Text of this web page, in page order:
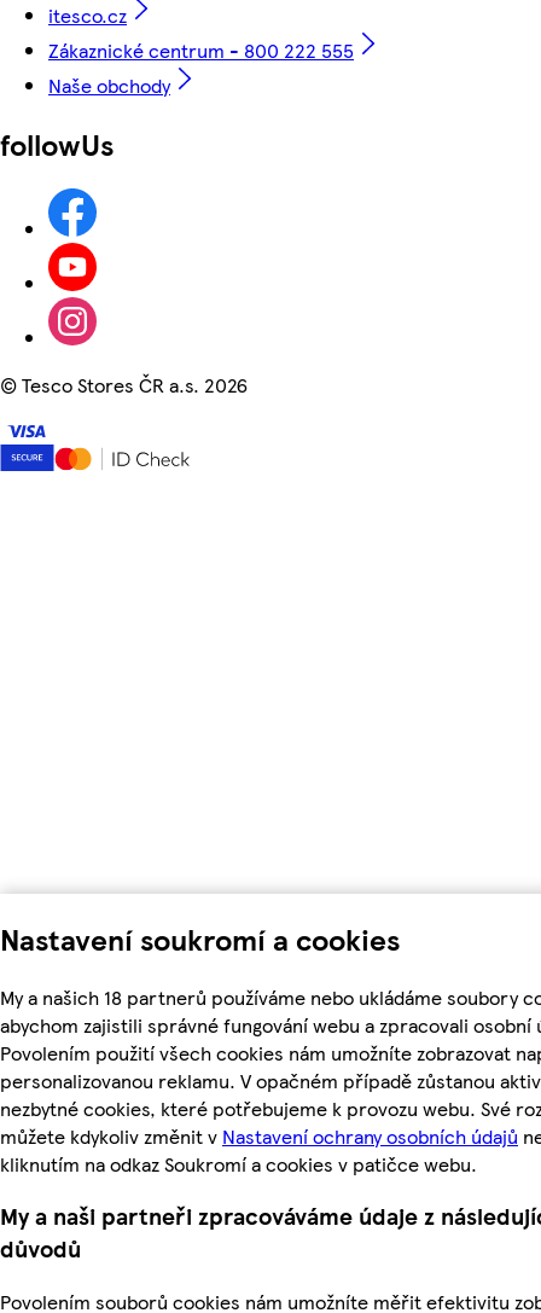
Nastavení soukromí a cookies
My a našich 18 partnerů používáme nebo ukládáme soubory
abychom zajistili správné fungování webu a zpracovali osobní
Povolením použití všech cookies nám umožníte zobrazovat
personalizovanou reklamu. V opačném případě zůstanou
nezbytné cookies, které potřebujeme k provozu webu. Své
můžete kdykoliv změnit v Nastavení ochrany osobních údajů
kliknutím na odkaz Soukromí a cookies v patičce webu.
My a naši partneři zpracováváme údaje z
důvodů
Povolením souborů cookies nám umožníte měřit efektivitu
itesco.cz
Zákaznické centrum - 800 222 555
Naše obchody
followUs
©Tesco Stores ČR a.s. 2026